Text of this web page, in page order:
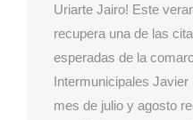
Uriarte Jairo! Este
recupera una de las
esperadas de la
Intermunicipales
mes de julio y agosto